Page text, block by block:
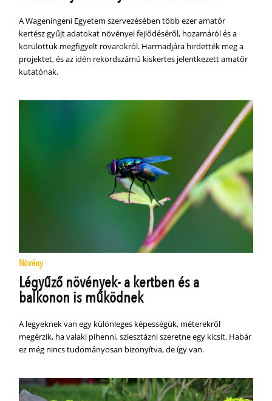
A Wageningeni Egyetem szervezésében több ezer amatőr
kertész gyűjt adatokat növényei fejlődéséről, hozamáról és a
körülöttük megfigyelt rovarokról. Harmadjára hirdették meg a
projektet, és az idén rekordszámú kiskertes jelentkezett amatőr
kutatónak.
Növény
Légyűző növények- a kertben és a
balkonon is működnek
A legyeknek van egy különleges képességük, méterekről
megérzik, ha valaki pihenni, sziesztázni szeretne egy kicsit. Habár
ez még nincs tudományosan bizonyítva, de így van.